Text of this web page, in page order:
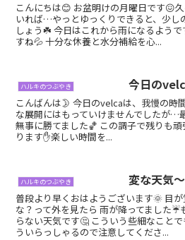
こんにちは😊 お盆明けの月曜日です😖
いれば…やっとゆっくりできると、少し
しょう☘️ 今日はこれから雨になるよう
すね💦 十分な休養と水分補給を心...
ハルキのつぶやき 今日の
こんばんは🌛 今日のvelcaは、我慢の時
な展開にはもっていけませんでしたが…
無事に勝てました🏀 この調子で残りも
ります✋楽しい時間を...
ハルキのつぶやき 変な天気〜
普段より早くおはようございます🌞 目
な？って外を見たら 雨が降ってました
らない天気です🤔 こういう些細なこと
ういらっしゃるので注意してくださ...